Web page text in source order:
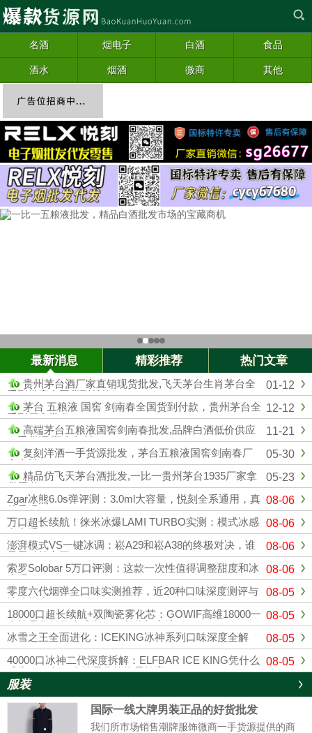
名酒 烟电子 白酒 食品
酒水 烟酒 微商 其他
最新消息 精彩推荐 热门文章
01-12
贵州茅台酒厂家直销现货批发,飞天茅台生肖茅台全
系列供应全国货到付款
12-12
茅台 五粮液 国窖 剑南春全国货到付款，贵州茅台全
系列厂家批发
11-21
高端茅台五粮液国窖剑南春批发,品牌白酒低价供应
一手货源 顺丰包邮
05-30
复刻洋酒一手货源批发，茅台五粮液国窖剑南春厂
家直销
05-23
精品仿飞天茅台酒批发,一比一贵州茅台1935厂家拿
货渠道
08-06
Zgar冰熊6.0s弹评测：3.0ml大容量，悦刻全系通用，真
的香吗？
08-06
万口超长续航！徕米冰爆LAMI TURBO实测：模式冰感
有多强？
08-06
澎湃模式VS一键冰调：崧A29和崧A38的终极对决，谁
是黑科技之王？
08-06
索罗Solobar 5万口评测：这款一次性值得调整甜度和冰
度吗？
08-05
零度六代烟弹全口味实测推荐，近20种口味深度测评与
选购指南
08-05
18000口超长续航+双陶瓷雾化芯：GOWIF高维18000一
次性雾化凭什么成为2026年热门之选
08-05
冰雪之王全面进化：ICEKING冰神系列口味深度全解
08-05
40000口冰神二代深度拆解：ELFBAR ICE KING凭什么
成为2026年一次性雾化的终局答案？
服装
国际一线大牌男装正品的好货批发
我们所市场销售潮牌服饰微商一手货源提供的商